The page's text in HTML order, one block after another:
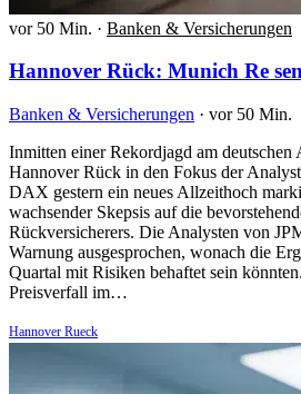
vor 50 Min. · Banken & Versicherungen
Hannover Rück: Munich Re
Banken & Versicherungen · vor 50 Min.
Inmitten einer Rekordjagd am
Hannover Rück in den Fokus der
DAX gestern ein neues Allzeithoch
wachsender Skepsis auf die
Rückversicherers. Die Analysten von
Warnung ausgesprochen, wonach die
Quartal mit Risiken behaftet sein
Preisverfall im…
Hannover Rueck